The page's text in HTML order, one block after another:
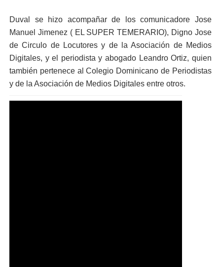
Duval se hizo acompañar de los comunicadore Jose
Manuel Jimenez ( EL SUPER TEMERARIO), Digno Jose
de Circulo de Locutores y de la Asociación de Medios
Digitales, y el periodista y abogado Leandro Ortiz, quien
también pertenece al Colegio Dominicano de Periodistas
y de la Asociación de Medios Digitales entre otros.